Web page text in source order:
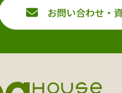
お問い合わせ・